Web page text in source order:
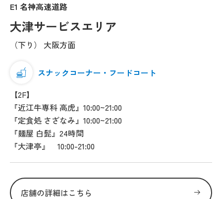
E1 名神高速道路
大津サービスエリア
（下り） 大阪方面
スナックコーナー・フードコート
【2F】
『近江牛専科 高虎』10:00~21:00
『定食処 さざなみ』10:00~21:00
『麺屋 白髭』24時間
『大津亭』 10:00-21:00
店舗の詳細はこちら